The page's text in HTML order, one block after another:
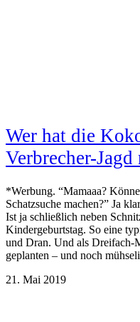
Wer hat die
Verbrecher-
*Werbung. “Mamaaa?
Schatzsuche machen?” Ja
Ist ja schließlich neben
Kindergeburtstag. So eine
und Dran. Und als Dreifach-
geplanten – und noch
21. Mai 2019